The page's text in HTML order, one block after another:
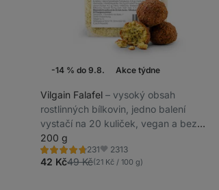
-14 % do 9.8. Akce týdne
Vilgain Falafel ⁠–⁠ vysoký obsah
rostlinných bílkovin, jedno balení
vystačí na 20 kuliček, vegan a bez
lepku
200 g
231
Hodnocení
4.7/5,
231
Oblíbené
2313
42 Kč49 Kč(21 Kč / 100 g)